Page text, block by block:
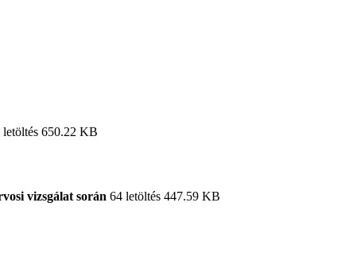
letöltés 650.22 KB
vizsgálat során 64 letöltés 447.59 KB